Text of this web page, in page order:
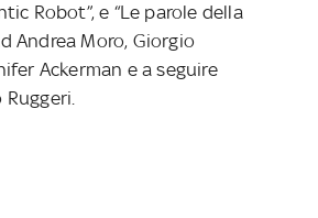
Robot”, e “Le parole della
Andrea Moro, Giorgio
Ackerman e a seguire